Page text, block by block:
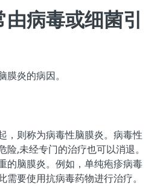
病毒或细菌引
炎的病因。
，则称为病毒性脑膜炎。病毒性
险,未经专门的治疗也可以消退。
的脑膜炎。例如，单纯疱疹病毒
需要使用抗病毒药物进行治疗。